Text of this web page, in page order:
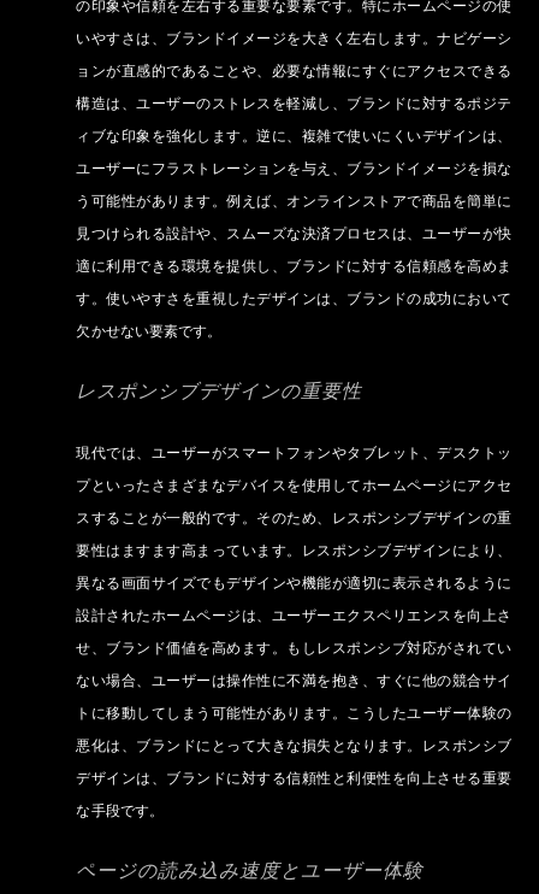
の印象や信頼を左右する重要な要素です。特にホームページの使
いやすさは、ブランドイメージを大きく左右します。ナビゲーシ
ョンが直感的であることや、必要な情報にすぐにアクセスできる
構造は、ユーザーのストレスを軽減し、ブランドに対するポジテ
ィブな印象を強化します。逆に、複雑で使いにくいデザインは、
ユーザーにフラストレーションを与え、ブランドイメージを損な
う可能性があります。例えば、オンラインストアで商品を簡単に
見つけられる設計や、スムーズな決済プロセスは、ユーザーが快
適に利用できる環境を提供し、ブランドに対する信頼感を高めま
す。使いやすさを重視したデザインは、ブランドの成功において
欠かせない要素です。
レスポンシブデザインの重要性
現代では、ユーザーがスマートフォンやタブレット、デスクトッ
プといったさまざまなデバイスを使用してホームページにアクセ
スすることが一般的です。そのため、レスポンシブデザインの重
要性はますます高まっています。レスポンシブデザインにより、
異なる画面サイズでもデザインや機能が適切に表示されるように
設計されたホームページは、ユーザーエクスペリエンスを向上さ
せ、ブランド価値を高めます。もしレスポンシブ対応がされてい
ない場合、ユーザーは操作性に不満を抱き、すぐに他の競合サイ
トに移動してしまう可能性があります。こうしたユーザー体験の
悪化は、ブランドにとって大きな損失となります。レスポンシブ
デザインは、ブランドに対する信頼性と利便性を向上させる重要
な手段です。
ページの読み込み速度とユーザー体験